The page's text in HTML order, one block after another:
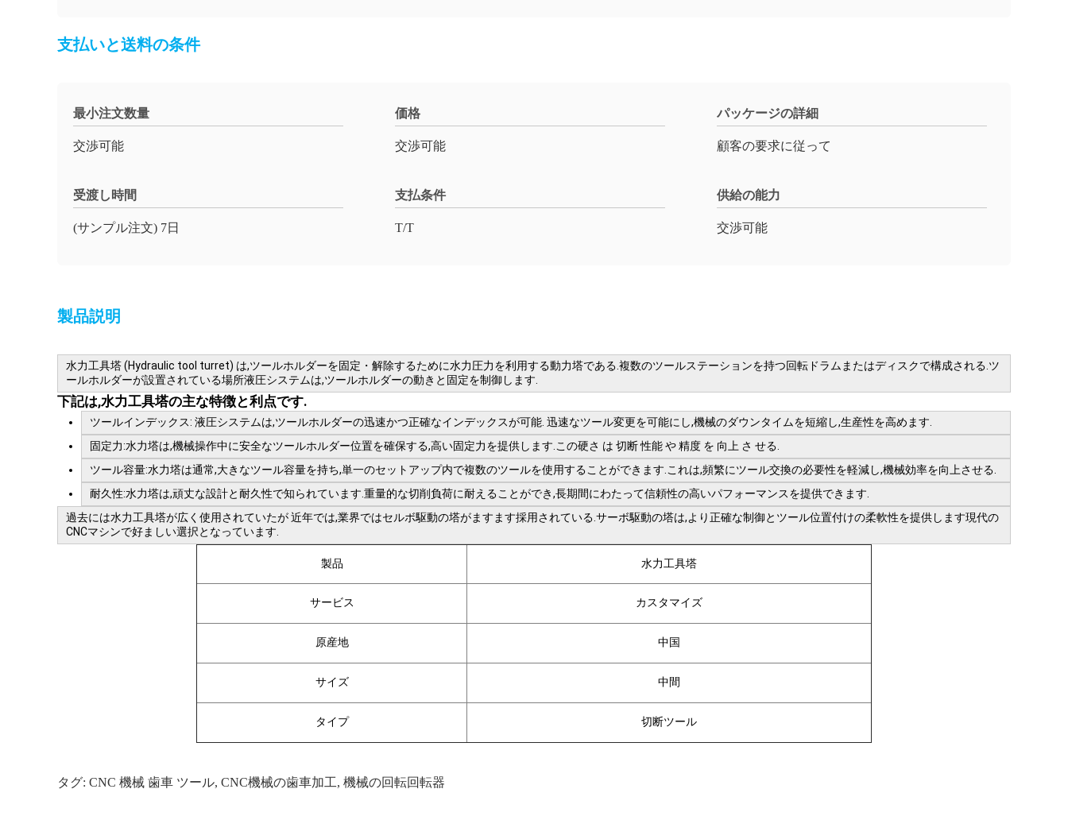
支払いと送料の条件
最小注文数量
交渉可能
価格
交渉可能
パッケージの詳細
顧客の要求に従って
受渡し時間
(サンプル注文) 7日
支払条件
T/T
供給の能力
交渉可能
製品説明
水力工具塔 (Hydraulic tool turret) は,ツールホルダーを固定・解除するために水力圧力を利用する動力塔である.複数のツールステーションを持つ回転ドラムまたはディスクで構成される.ツ
ールホルダーが設置されている場所液圧システムは,ツールホルダーの動きと固定を制御します.
下記は,水力工具塔の主な特徴と利点です.
ツールインデックス: 液圧システムは,ツールホルダーの迅速かつ正確なインデックスが可能. 迅速なツール変更を可能にし,機械のダウンタイムを短縮し,生産性を高めます.
固定力:水力塔は,機械操作中に安全なツールホルダー位置を確保する,高い固定力を提供します.この硬さ は 切断 性能 や 精度 を 向上 さ せる.
ツール容量:水力塔は通常,大きなツール容量を持ち,単一のセットアップ内で複数のツールを使用することができます.これは,頻繁にツール交換の必要性を軽減し,機械効率を向上させる.
耐久性:水力塔は,頑丈な設計と耐久性で知られています.重量的な切削負荷に耐えることができ,長期間にわたって信頼性の高いパフォーマンスを提供できます.
過去には水力工具塔が広く使用されていたが 近年では,業界ではセルボ駆動の塔がますます採用されている.サーボ駆動の塔は,より正確な制御とツール位置付けの柔軟性を提供します現代の
CNCマシンで好ましい選択となっています.
製品 水力工具塔
サービス カスタマイズ
原産地 中国
サイズ 中間
タイプ 切断ツール
タグ: CNC 機械 歯車 ツール, CNC機械の歯車加工, 機械の回転回転器